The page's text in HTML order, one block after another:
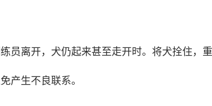
员离开，犬仍起来甚至走开时。将犬拴住，重
产生不良联系。